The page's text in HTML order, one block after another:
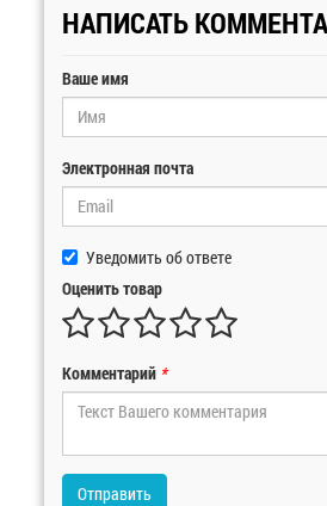
НАПИСАТЬ
Ваше имя
Электронная почта
Уведомить об ответе
Оценить товар
Комментарий *
Отправить